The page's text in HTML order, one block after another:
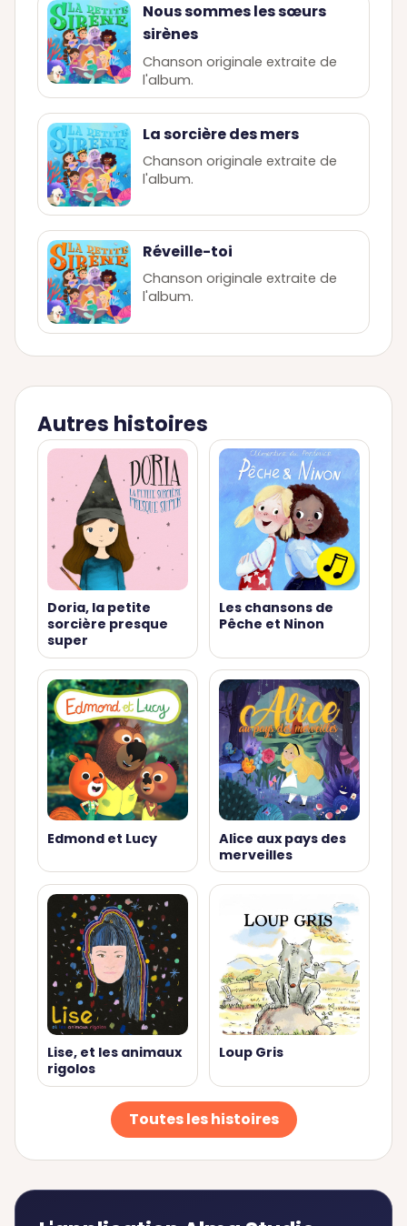
Nous sommes les sœurs
sirènes
Chanson originale extraite de
l'album.
La sorcière des mers
Chanson originale extraite de
l'album.
Réveille-toi
Chanson originale extraite de
l'album.
Autres histoires
Doria, la petite
sorcière presque
super
Les chansons de
Pêche et Ninon
Edmond et Lucy
Alice aux pays des
merveilles
Lise, et les animaux
rigolos
Loup Gris
Toutes les histoires